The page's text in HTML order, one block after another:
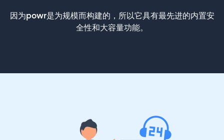
因为powr是为规模而构建的，所以它具有最先进的内置安
全性和大容量功能。